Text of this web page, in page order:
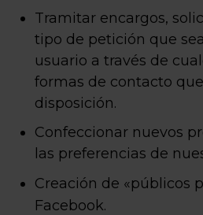
Tramitar encargos,
tipo de petición que
usuario a través de
formas de contacto
disposición.
Confeccionar nuevos
las preferencias de
Creación de «públicos
Facebook.